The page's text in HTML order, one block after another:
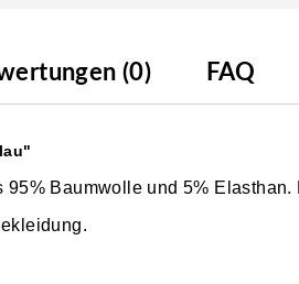
(0) FAQ
95% Baumwolle und 5% Elasthan.